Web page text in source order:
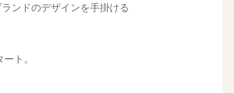
ンドのデザインを手掛ける
ト。